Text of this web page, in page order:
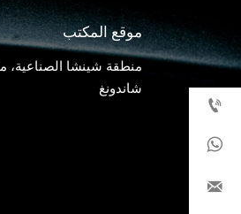
موقع المكتب
منطقة شينشا الصناعية،
شاندونغ


